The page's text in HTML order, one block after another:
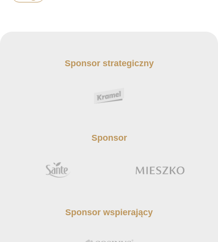
Sponsor strategiczny
Sponsor
Sponsor wspierający